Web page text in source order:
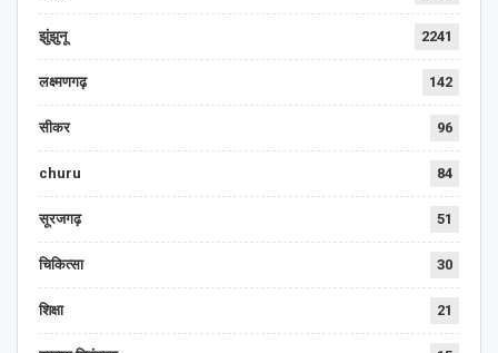
झुंझुनू 2241
लक्ष्मणगढ़ 142
सीकर 96
churu 84
सूरजगढ़ 51
चिकित्सा 30
शिक्षा 21